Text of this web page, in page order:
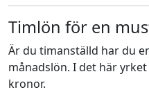
Timlön för en
Är du timanställd har du
månadslön. I det här
kronor.